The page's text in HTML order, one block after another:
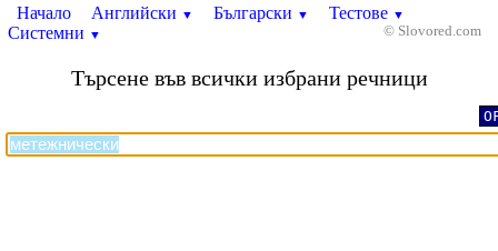
Начало Английски ▼ Български ▼ Тестове ▼
Системни ▼ © Slovored.com
Търсене във всички избрани речници